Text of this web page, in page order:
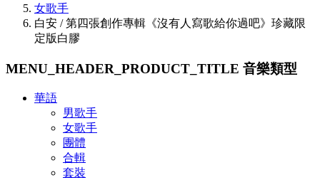
女歌手
白安 / 第四張創作專輯《沒有人寫歌給你過吧》珍藏限
定版白膠
MENU_HEADER_PRODUCT_TITLE 音樂類型
華語
男歌手
女歌手
團體
合輯
套裝